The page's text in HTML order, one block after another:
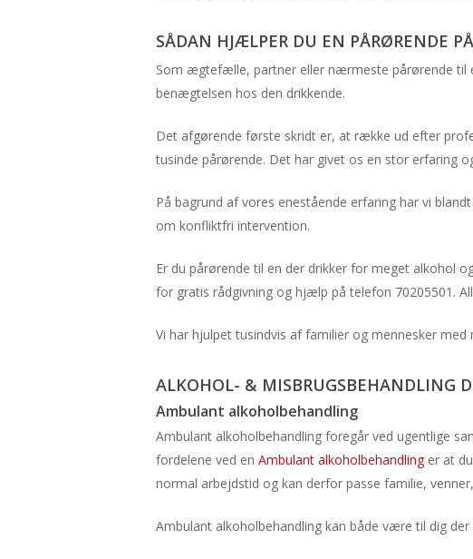
SÅDAN HJÆLPER DU EN PÅRØRENDE
Som ægtefælle, partner eller nærmeste pårørende til
benægtelsen hos den drikkende.
Det afgørende første skridt er, at række ud efter
tusinde pårørende. Det har givet os en stor erfaring
På bagrund af vores enestående erfaring har vi
om konfliktfri intervention.
Er du pårørende til en der drikker for meget alkohol
for gratis rådgivning og hjælp på telefon 70205501.
Vi har hjulpet tusindvis af familier og mennesker
ALKOHOL- & MISBRUGSBEHANDLING
Ambulant alkoholbehandling
Ambulant alkoholbehandling foregår ved ugentlige
fordelene ved en Ambulant alkoholbehandling er at
normal arbejdstid og kan derfor passe familie,
Ambulant alkoholbehandling kan både være til dig